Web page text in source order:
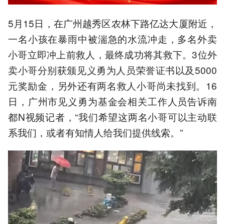
5月15日，在广州越秀区农林下路亿达大厦附近，
一名小孩在暴雨中被湍急的水流冲走，多名外卖
小哥立即冲上前救人，最终成功将其救下。3位外
卖小哥分别获颁见义勇为人员荣誉证书以及5000
元奖励金，另外还有两名救人小哥尚未找到。16
日，广州市见义勇为基金会相关工作人员告诉南
都N视频记者，“我们希望这两名小哥可以主动联
系我们，或者有知情人给我们提供线索。”